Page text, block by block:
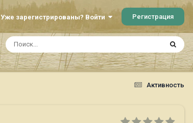
Уже зарегистрированы? Войти Регистрация
Активность